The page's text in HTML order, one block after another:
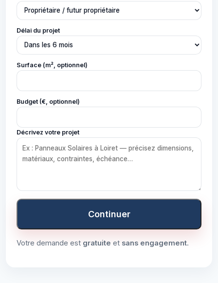
Délai du projet
Surface (m², optionnel)
Budget (€, optionnel)
Décrivez votre projet
Continuer
Votre demande est gratuite et sans engagement.